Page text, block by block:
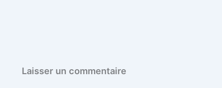
Laisser un commentaire